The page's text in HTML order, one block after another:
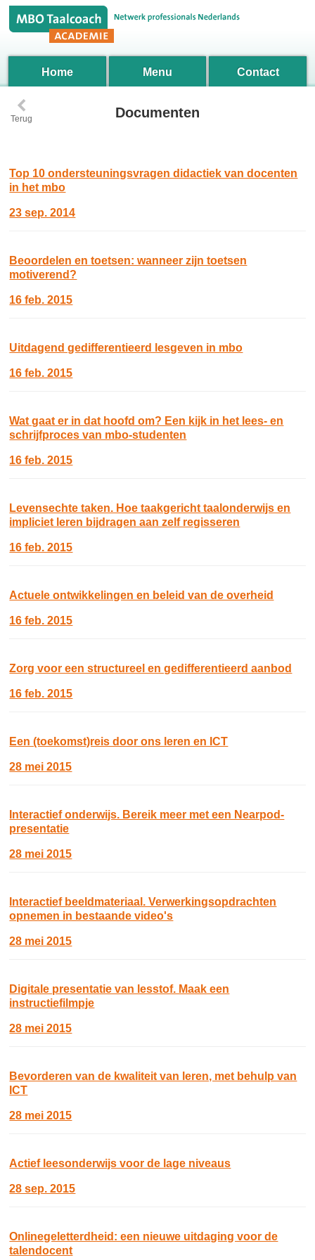
Home Menu Contact
‹
Terug Documenten
Top 10 ondersteuningsvragen didactiek van docenten
in het mbo
23 sep. 2014
Beoordelen en toetsen: wanneer zijn toetsen
motiverend?
16 feb. 2015
Uitdagend gedifferentieerd lesgeven in mbo
16 feb. 2015
Wat gaat er in dat hoofd om? Een kijk in het lees- en
schrijfproces van mbo-studenten
16 feb. 2015
Levensechte taken. Hoe taakgericht taalonderwijs en
impliciet leren bijdragen aan zelf regisseren
16 feb. 2015
Actuele ontwikkelingen en beleid van de overheid
16 feb. 2015
Zorg voor een structureel en gedifferentieerd aanbod
16 feb. 2015
Een (toekomst)reis door ons leren en ICT
28 mei 2015
Interactief onderwijs. Bereik meer met een Nearpod-
presentatie
28 mei 2015
Interactief beeldmateriaal. Verwerkingsopdrachten
opnemen in bestaande video's
28 mei 2015
Digitale presentatie van lesstof. Maak een
instructiefilmpje
28 mei 2015
Bevorderen van de kwaliteit van leren, met behulp van
ICT
28 mei 2015
Actief leesonderwijs voor de lage niveaus
28 sep. 2015
Onlinegeletterdheid: een nieuwe uitdaging voor de
talendocent